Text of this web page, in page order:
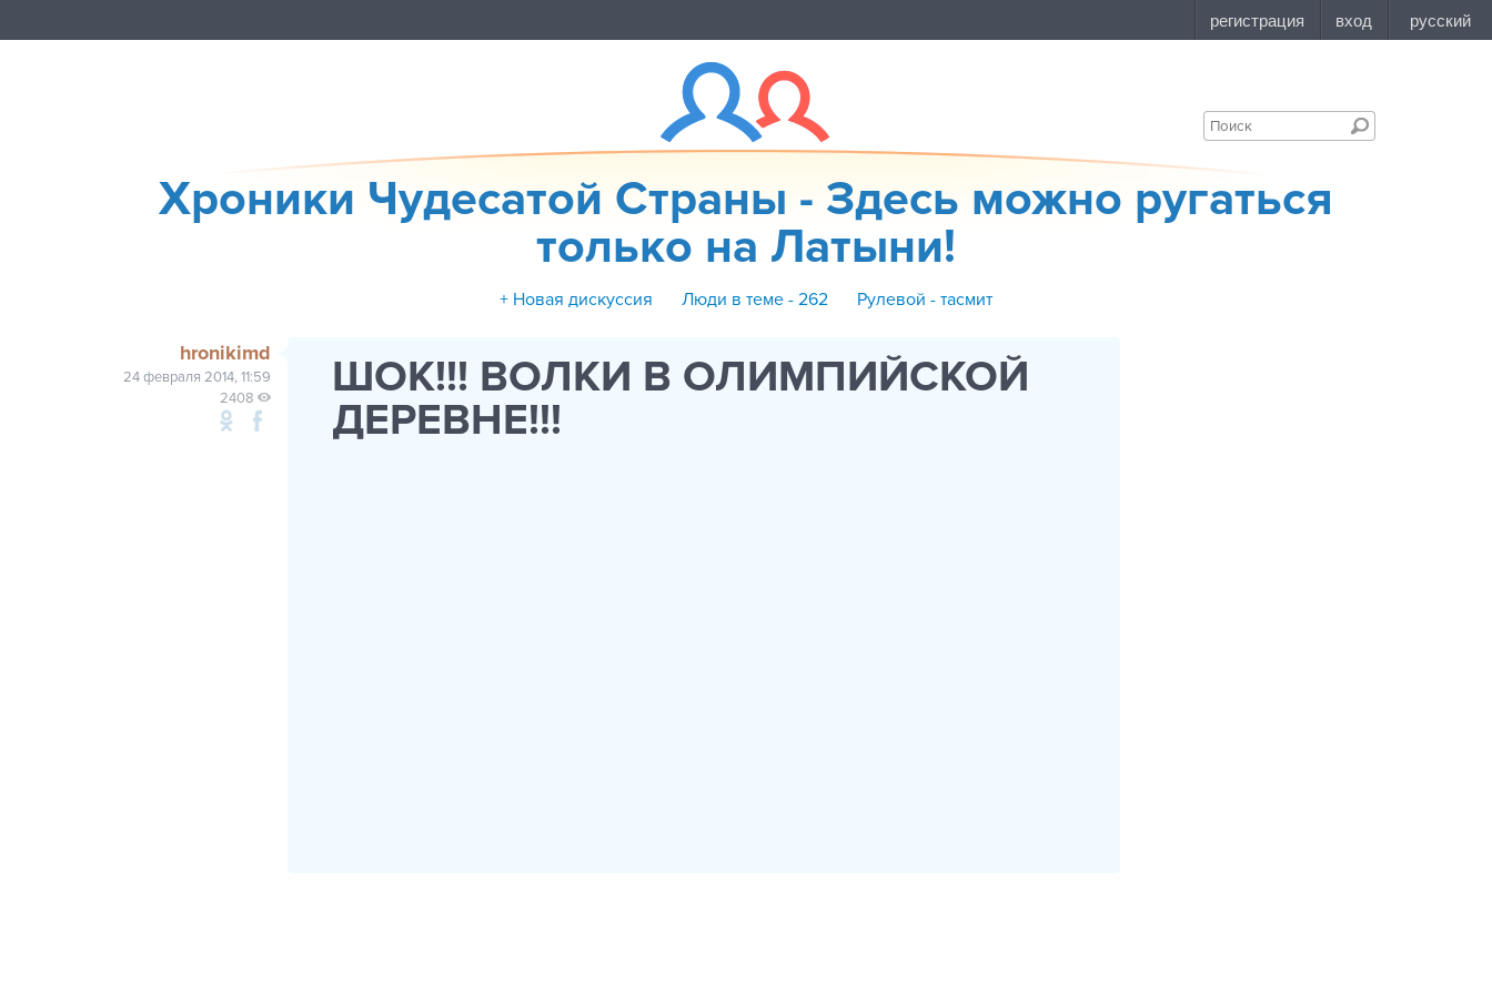
Хроники Чудесатой Страны - Здесь можно ругаться
только на Латыни!
+ Новая дискуссия Люди в теме - 262 Рулевой - тасмит
hronikimd
24 февраля 2014, 11:59
2408
ШОК!!! ВОЛКИ В ОЛИМПИЙСКОЙ
ДЕРЕВНЕ!!!